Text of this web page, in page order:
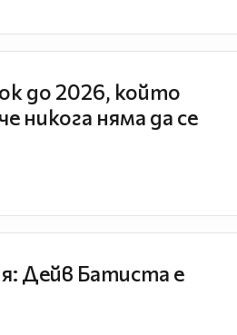
до 2026, който
никога няма да се
Дейв Батиста е